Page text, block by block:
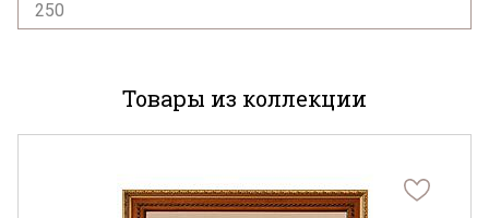
250
Товары из коллекции